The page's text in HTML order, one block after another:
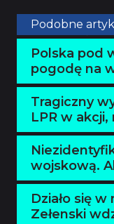
Podobne
Polska pod
pogodę na
Tragiczny
LPR w akcji,
wojskową.
Działo się
Zełenski